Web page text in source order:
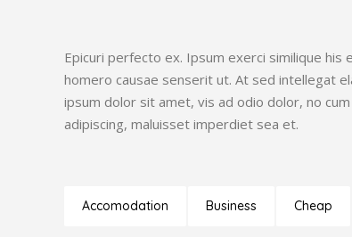
Epicuri perfecto ex. Ipsum exerci similique his
homero causae senserit ut. At sed intellegat
ipsum dolor sit amet, vis ad odio dolor, no
adipiscing, maluisset imperdiet sea et.
Accomodation Business Cheap